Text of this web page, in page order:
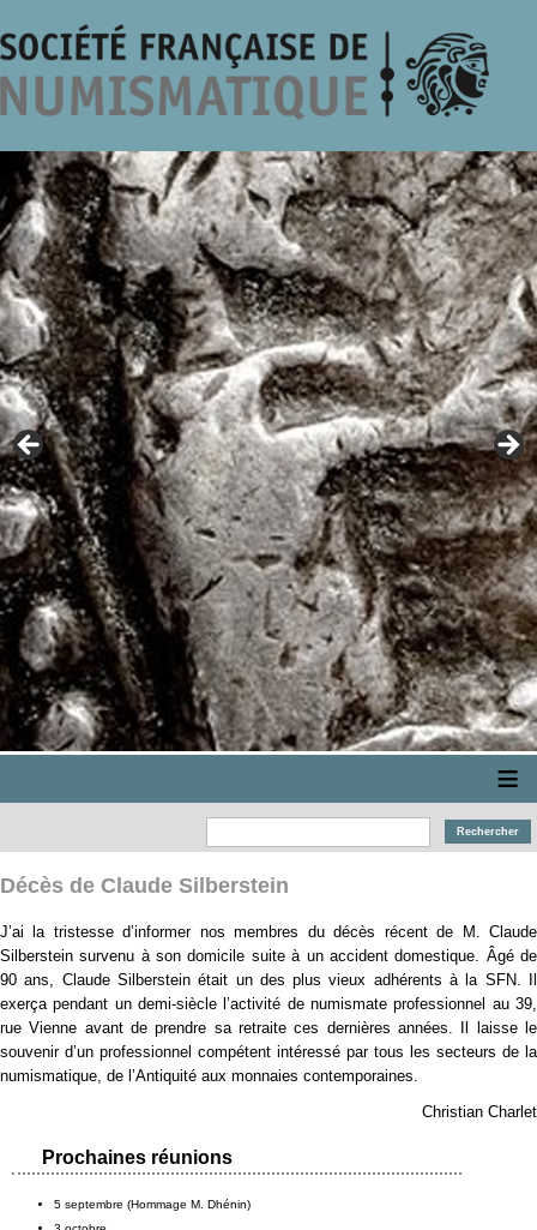
≡
Décès de Claude Silberstein
J’ai la tristesse d’informer nos membres du décès récent de M. Claude
Silberstein survenu à son domicile suite à un accident domestique. Âgé de
90 ans, Claude Silberstein était un des plus vieux adhérents à la SFN. Il
exerça pendant un demi-siècle l’activité de numismate professionnel au 39,
rue Vienne avant de prendre sa retraite ces dernières années. Il laisse le
souvenir d’un professionnel compétent intéressé par tous les secteurs de la
numismatique, de l’Antiquité aux monnaies contemporaines.
Christian Charlet
Prochaines réunions
5 septembre (Hommage M. Dhénin)